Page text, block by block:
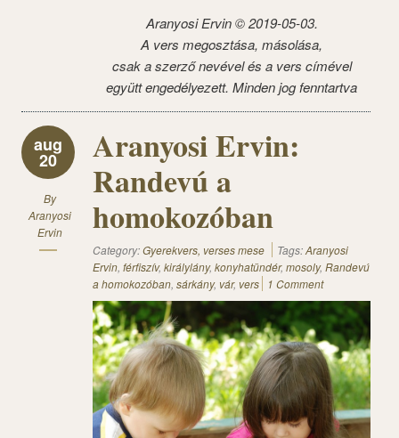
Aranyosi Ervin ©2019-05-03.
A vers megosztása, másolása,
csak a szerző nevével és a vers címével
együtt engedélyezett. Minden jog fenntartva
aug
20
By
Aranyosi
Ervin
Aranyosi Ervin:
Randevú a
homokozóban
Category:Gyerekvers, verses mese Tags:Aranyosi
Ervin, férfiszív, királylány, konyhatündér, mosoly, Randevú
a homokozóban, sárkány, vár, vers 1 Comment